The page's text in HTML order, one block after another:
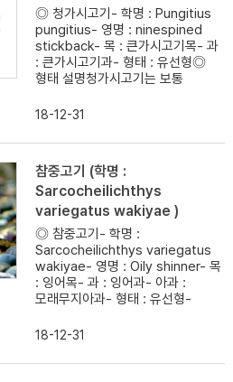
◎ 청가시고기- 학명 : Pungitius
pungitius- 영명 : ninespined
stickback- 목 : 큰가시고기목- 과
: 큰가시고기과- 형태 : 유선형◎
형태 설명청가시고기는 보통
18-12-31
참중고기 (학명 :
Sarcocheilichthys
variegatus wakiyae )
◎ 참중고기- 학명 :
Sarcocheilichthys variegatus
wakiyae- 영명 : Oily shinner- 목
: 잉어목- 과 : 잉어과- 아과 :
모래무지아과- 형태 : 유선형-
18-12-31